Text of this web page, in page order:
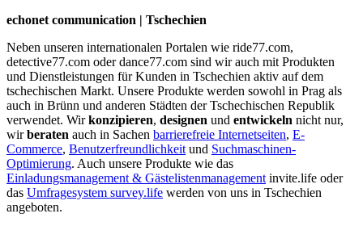
echonet communication | Tschechien
Neben unseren internationalen Portalen wie ride77.com,
detective77.com oder dance77.com sind wir auch mit Produkten
und Dienstleistungen für Kunden in Tschechien aktiv auf dem
tschechischen Markt. Unsere Produkte werden sowohl in Prag als
auch in Brünn und anderen Städten der Tschechischen Republik
verwendet. Wirkonzipieren, designen und entwickeln nicht nur,
wirberaten auch in Sachen barrierefreie Internetseiten, E-
Commerce, Benutzerfreundlichkeit und Suchmaschinen-
Optimierung. Auch unsere Produkte wie das
Einladungsmanagement & Gästelistenmanagement invite.life oder
das Umfragesystem survey.life werden von uns in Tschechien
angeboten.